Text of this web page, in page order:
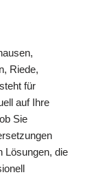
Riede,
für
auf Ihre
Sie
Lösungen, die